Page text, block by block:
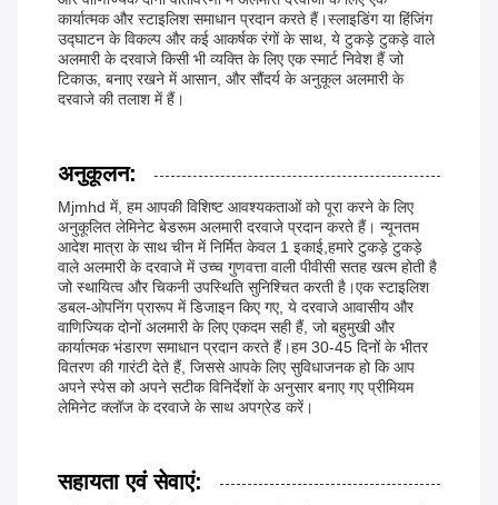
कार्यात्मक और स्टाइलिश समाधान प्रदान करते हैं।स्लाइडिंग या हिंजिंग
उद्घाटन के विकल्प और कई आकर्षक रंगों के साथ, ये टुकड़े टुकड़े वाले
अलमारी के दरवाजे किसी भी व्यक्ति के लिए एक स्मार्ट निवेश हैं जो
टिकाऊ, बनाए रखने में आसान, और सौंदर्य के अनुकूल अलमारी के
दरवाजे की तलाश में हैं।
अनुकूलन:
Mjmhd में, हम आपकी विशिष्ट आवश्यकताओं को पूरा करने के लिए
अनुकूलित लेमिनेट बेडरूम अलमारी दरवाजे प्रदान करते हैं। न्यूनतम
आदेश मात्रा के साथ चीन में निर्मित केवल 1 इकाई,हमारे टुकड़े टुकड़े
वाले अलमारी के दरवाजे में उच्च गुणवत्ता वाली पीवीसी सतह खत्म होती है
जो स्थायित्व और चिकनी उपस्थिति सुनिश्चित करती है।एक स्टाइलिश
डबल-ओपनिंग प्रारूप में डिजाइन किए गए, ये दरवाजे आवासीय और
वाणिज्यिक दोनों अलमारी के लिए एकदम सही हैं, जो बहुमुखी और
कार्यात्मक भंडारण समाधान प्रदान करते हैं।हम 30-45 दिनों के भीतर
वितरण की गारंटी देते हैं, जिससे आपके लिए सुविधाजनक हो कि आप
अपने स्पेस को अपने सटीक विनिर्देशों के अनुसार बनाए गए प्रीमियम
लेमिनेट क्लॉज के दरवाजे के साथ अपग्रेड करें।
सहायता एवं सेवाएं: